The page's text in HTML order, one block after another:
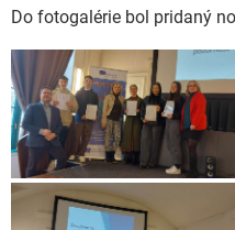
Do fotogalérie bol pridaný